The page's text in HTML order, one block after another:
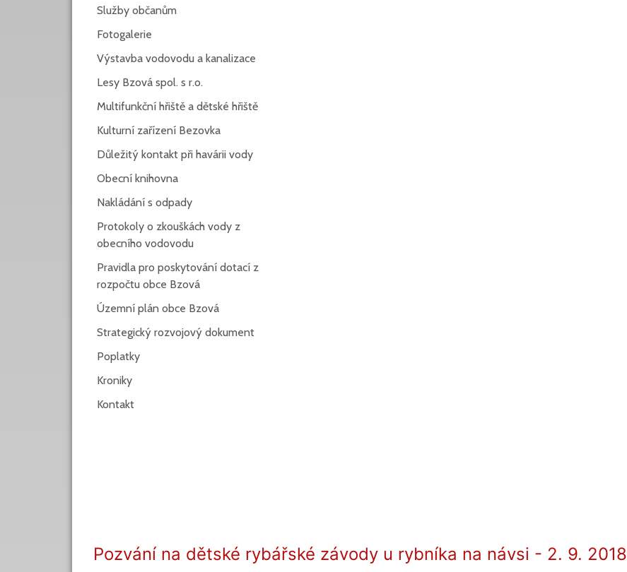
Služby občanům
Fotogalerie
Výstavba vodovodu a kanalizace
Lesy Bzová spol. s r.o.
Multifunkční hřiště a dětské hřiště
Kulturní zařízení Bezovka
Důležitý kontakt při havárii vody
Obecní knihovna
Nakládání s odpady
Protokoly o zkouškách vody z
obecního vodovodu
Pravidla pro poskytování dotací z
rozpočtu obce Bzová
Územní plán obce Bzová
Strategický rozvojový dokument
Poplatky
Kroniky
Kontakt
Pozvání na dětské rybářské závody u rybníka na návsi - 2. 9. 2018